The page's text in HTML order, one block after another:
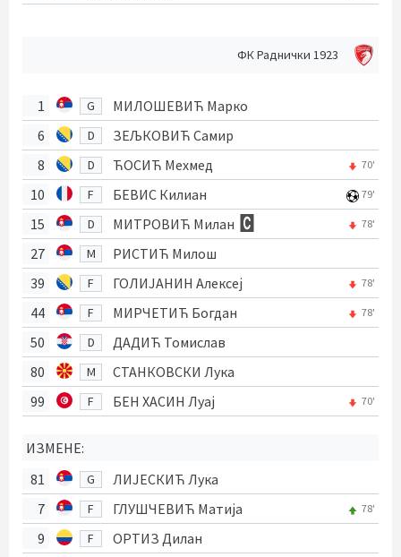
ФК Раднички 1923
1 G
МИЛОШЕВИЋ Марко
6
D
ЗЕЉКОВИЋ Самир
8
D ЋОСИЋ Мехмед 70'
10 F БЕВИС Килиан 79'
15 D МИТРОВИЋ Милан 78'
27 M
РИСТИЋ Милош
39
F ГОЛИЈАНИН Алексеј 78'
44 F МИРЧЕТИЋ Богдан 78'
50 D
ДАДИЋ Томислав
80
M
СТАНКОВСКИ Лука
99
F БЕН ХАСИН Луај 70'
ИЗМЕНЕ:
81
G
ЛИЈЕСКИЋ Лука
7
F ГЛУШЧЕВИЋ Матија 78'
9 F
ОРТИЗ Дилан